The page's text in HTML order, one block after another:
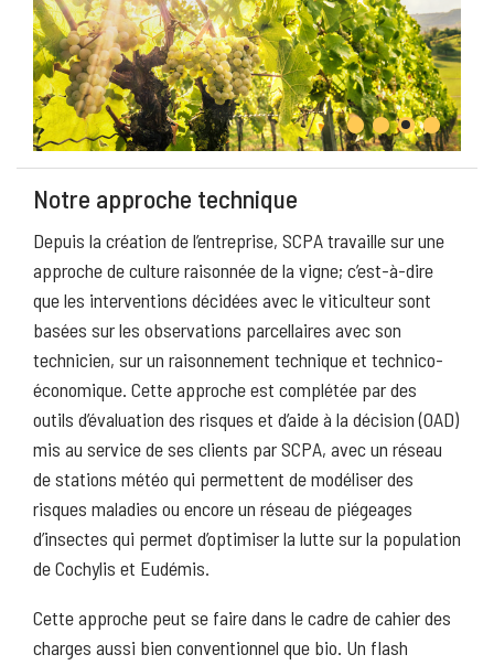
Notre approche technique
Depuis la création de l’entreprise, SCPA travaille sur une
approche de culture raisonnée de la vigne; c’est-à-dire
que les interventions décidées avec le viticulteur sont
basées sur les observations parcellaires avec son
technicien, sur un raisonnement technique et technico-
économique. Cette approche est complétée par des
outils d’évaluation des risques et d’aide à la décision (OAD)
mis au service de ses clients par SCPA, avec un réseau
de stations météo qui permettent de modéliser des
risques maladies ou encore un réseau de piégeages
d’insectes qui permet d’optimiser la lutte sur la population
de Cochylis et Eudémis.
Cette approche peut se faire dans le cadre de cahier des
charges aussi bien conventionnel que bio. Un flash